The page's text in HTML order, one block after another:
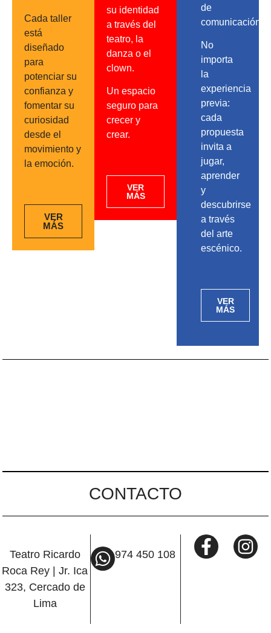
Cada taller
está
diseñado
para
potenciar su
confianza y
fomentar su
curiosidad
desde el
movimiento y
la emoción.
VER
MÁS
su identidad
a través del
teatro, la
danza o el
clown.
Un espacio
seguro para
crecer y
crear.
VER
MÁS
de
comunicación.
No
importa
la
experiencia
previa:
cada
propuesta
invita a
jugar,
aprender
y
descubrirse
a través
del arte
escénico.
VER
MÁS
CONTACTO
Teatro Ricardo
Roca Rey | Jr. Ica
323, Cercado de
Lima
974 450 108